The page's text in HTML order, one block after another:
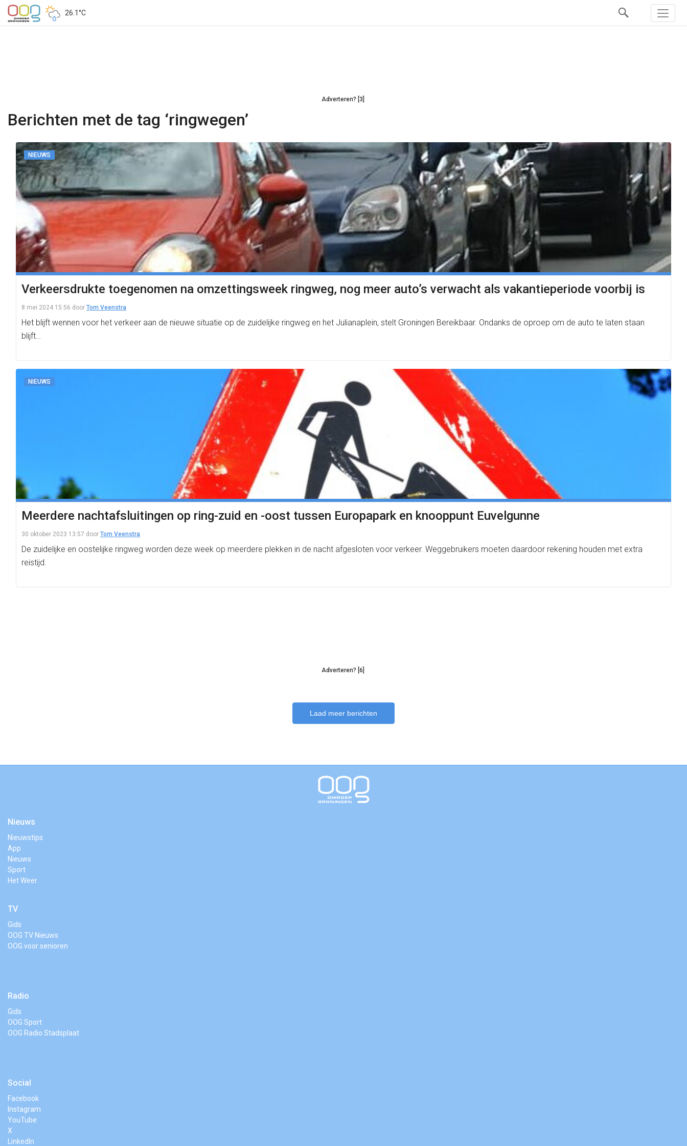
26.1°C
Adverteren? [3]
Berichten met de tag ‘ringwegen’
NIEUWS
Verkeersdrukte toegenomen na omzettingsweek ringweg, nog meer auto’s verwacht als vakantieperiode voorbij is
8 mei 2024 15:56 door Tom Veenstra
Het blijft wennen voor het verkeer aan de nieuwe situatie op de zuidelijke ringweg en het Julianaplein, stelt Groningen Bereikbaar. Ondanks de oproep om de auto te laten staan
blijft…
NIEUWS
Meerdere nachtafsluitingen op ring-zuid en -oost tussen Europapark en knooppunt Euvelgunne
30 oktober 2023 13:57 door Tom Veenstra
De zuidelijke en oostelijke ringweg worden deze week op meerdere plekken in de nacht afgesloten voor verkeer. Weggebruikers moeten daardoor rekening houden met extra
reistijd.
Adverteren? [6]
Laad meer berichten
Nieuws
Nieuwstips
App
Nieuws
Sport
Het Weer
TV
Gids
OOG TV Nieuws
OOG voor senioren
Radio
Gids
OOG Sport
OOG Radio Stadsplaat
Social
Facebook
Instagram
YouTube
X
LinkedIn